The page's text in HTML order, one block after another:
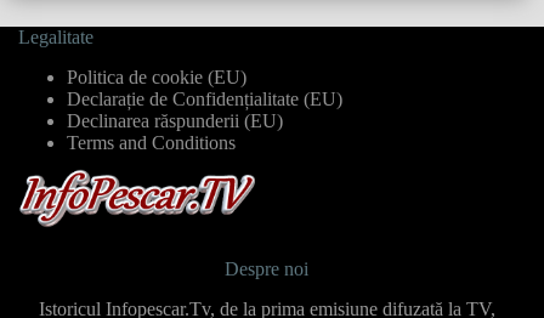
Legalitate
Politica de cookie (EU)
Declarație de Confidențialitate (EU)
Declinarea răspunderii (EU)
Terms and Conditions
Despre noi
Istoricul Infopescar.Tv, de la prima emisiune difuzată la TV,